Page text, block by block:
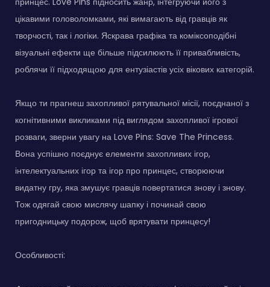
цікавими головоломками, які вимагають від гравців як
творчості, так і логіки. Яскрава графіка та коміксоподібні
візуальні ефекти ще більше підсилюють її привабливість,
роблячи її підходящою для ентузіастів усіх вікових категорій.
Якщо ти прагнеш захопливої рятувальної місії, поєднаної з
когнітивними викликами під виглядом захопливої ігрової
розваги, зверни увагу на Love Pins: Save The Princess.
Вона успішно поєднує елементи захопливих ігор,
інтелектуальних ігор та ігор про принцес, створюючи
видатну гру, яка змушує гравців повертатися знову і знову.
Тож одягай свою мислячу шапку і починай свою
пригодницьку подорож, щоб врятувати принцесу!
Особливості: